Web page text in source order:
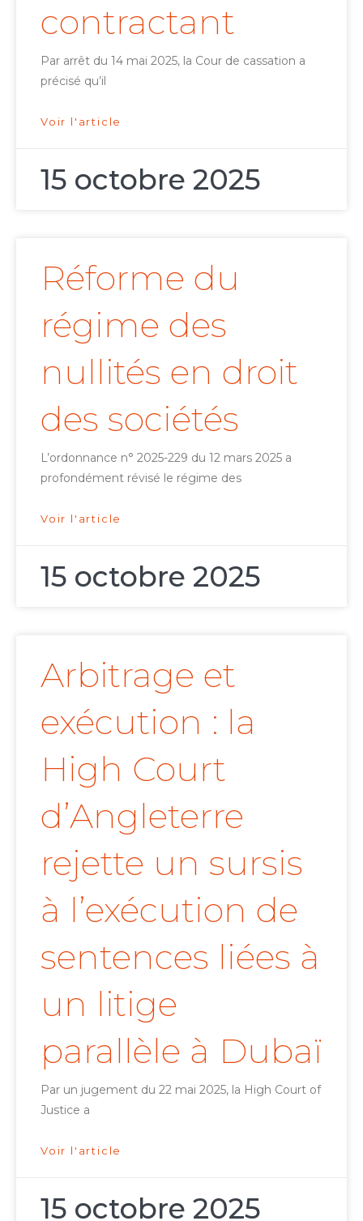
contractant
Par arrêt du 14 mai 2025, la Cour de cassation a
précisé qu’il
Voir l'article
15 octobre 2025
Réforme du
régime des
nullités en droit
des sociétés
L’ordonnance n° 2025-229 du 12 mars 2025 a
profondément révisé le régime des
Voir l'article
15 octobre 2025
Arbitrage et
exécution : la
High Court
d’Angleterre
rejette un sursis
à l’exécution de
sentences liées à
un litige
parallèle à Dubaï
Par un jugement du 22 mai 2025, la High Court of
Justice a
Voir l'article
15 octobre 2025